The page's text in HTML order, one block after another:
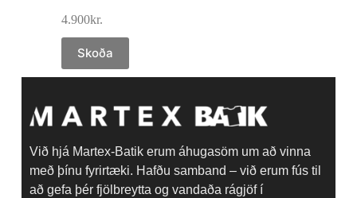
4.900kr.
Skoða
Við hjá Martex-Batik erum áhugasöm um að vinna
með þínu fyrirtæki. Hafðu samband – við erum fús til
að gefa þér fjölbreytta og vandaða rágjöf í